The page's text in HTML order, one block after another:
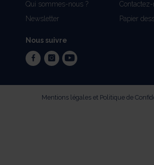
Qui sommes-nous ?
Newsletter
Papier
Nous suivre
facebookinstagram
youtube
Mentions légales et Politique de